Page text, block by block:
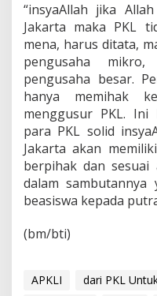
“insyaAllah jika
Jakarta maka PKL
mena, harus ditata,
pengusaha
pengusaha besar.
hanya memihak
menggusur PKL. Ini
para PKL solid
Jakarta akan
berpihak dan sesuai
dalam sambutannya
beasiswa kepada
(bm/bti)
APKLI dari PKL